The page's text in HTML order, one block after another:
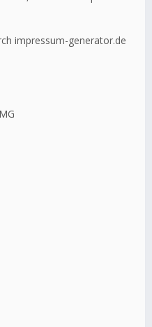
impressum-generator.de